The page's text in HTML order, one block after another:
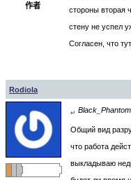
作者
стороны вторая
стену не успел
Согласен, что
Rodiola
↵
Общий вид
что работа
выкладываю